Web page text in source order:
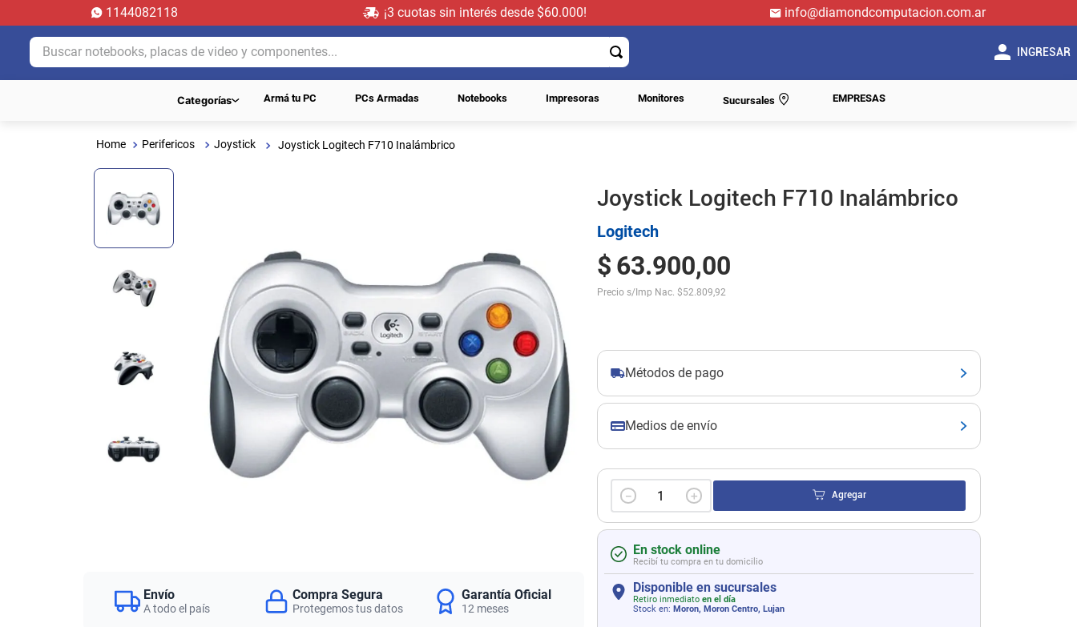
1144082118 ¡3 cuotas sin interés desde $60.000!
info@diamondcomputacion.com.ar
Buscar notebooks, placas de video y componentes...
INGRESAR
Categorías Armá tu PC PCs Armadas Notebooks Impresoras Monitores Sucursales EMPRESAS
Perifericos Joystick Joystick Logitech F710 Inalámbrico
Envío
A todo el país
Compra Segura
Protegemos tus datos
Garantía Oficial
12 meses
Joystick Logitech F710 Inalámbrico
Logitech
$ 63.900,00
Precio s/Imp Nac. $52.809,92
Métodos de pago
Medios de envío
＋
－ Agregar
En stock online
Recibí tu compra en tu domicilio
Disponible en sucursales
Retiro inmediato en el día
Stock en: Moron, Moron Centro, Lujan